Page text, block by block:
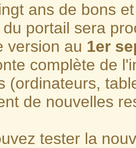
ans de bons
portail sera
version au 1er
complète de
(ordinateurs,
de nouvelles
tester la